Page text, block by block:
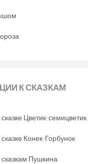
К СКАЗКАМ
Цветик-семицветик.
Конек-Горбунок
Пушкина